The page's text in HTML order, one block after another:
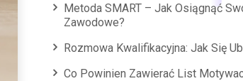
Metoda SMART – Jak Osiągnąć
Zawodowe?
Rozmowa Kwalifikacyjna: Jak Się
Co Powinien Zawierać List